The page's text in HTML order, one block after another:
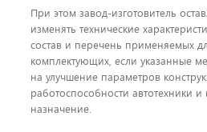
При этом завод-изготовитель
изменять технические
состав и перечень применяемых
комплектующих, если указанные
на улучшение параметров
работоспособности автотехники
назначение.